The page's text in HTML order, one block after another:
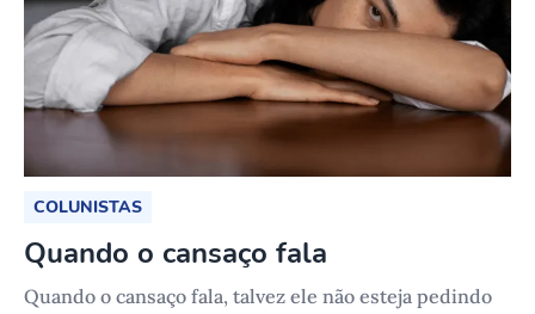
COLUNISTAS
Quando o cansaço fala
Quando o cansaço fala, talvez ele não esteja pedindo